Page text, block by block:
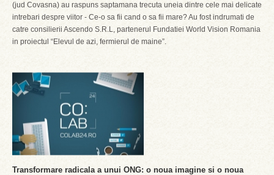
(jud Covasna) au raspuns saptamana trecuta uneia dintre cele mai delicate
intrebari despre viitor - Ce-o sa fii cand o sa fii mare? Au fost indrumati de
catre consilierii Ascendo S.R.L, partenerul Fundatiei World Vision Romania
in proiectul “Elevul de azi, fermierul de maine”.
Transformare radicala a unui ONG: o noua imagine si o noua